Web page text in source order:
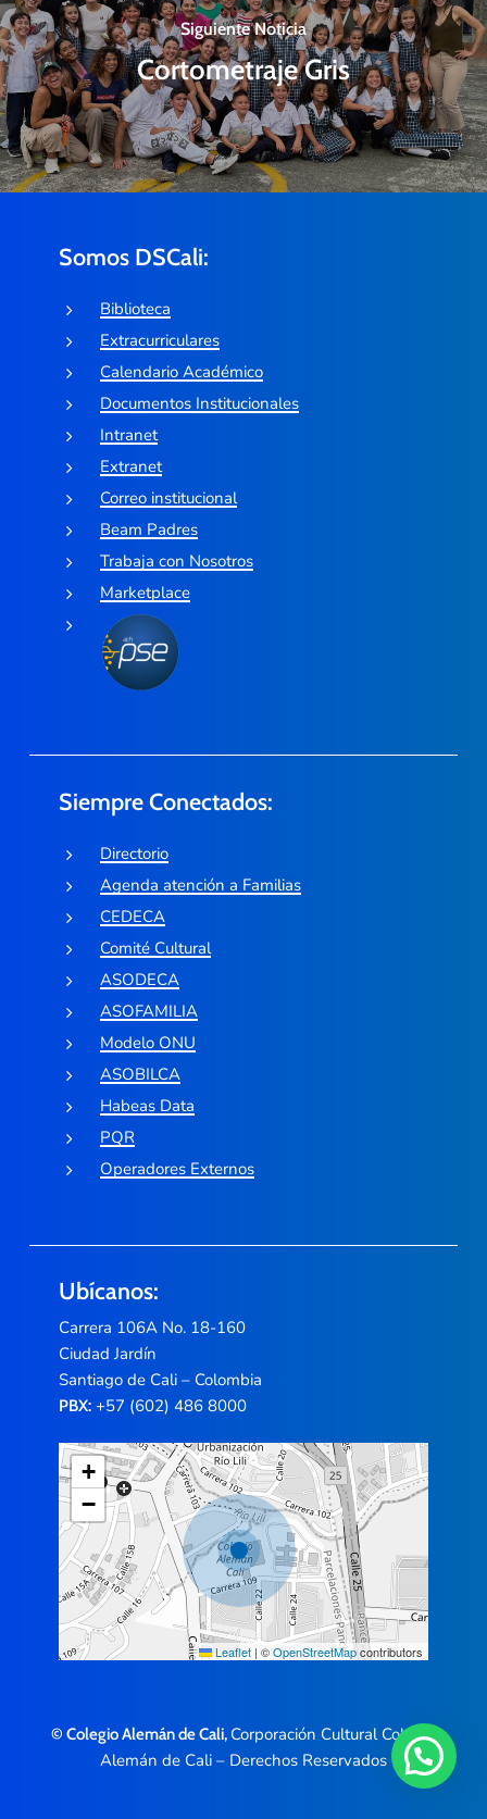
Siguiente Noticia
Cortometraje Gris
Somos DSCali:
Biblioteca
Extracurriculares
Calendario Académico
Documentos Institucionales
Intranet
Extranet
Correo institucional
Beam Padres
Trabaja con Nosotros
Marketplace
Siempre Conectados:
Directorio
Agenda atención a Familias
CEDECA
Comité Cultural
ASODECA
ASOFAMILIA
Modelo ONU
ASOBILCA
Habeas Data
PQR
Operadores Externos
Ubícanos:
Carrera 106A No. 18-160
Ciudad Jardín
Santiago de Cali – Colombia
PBX:+57 (602) 486 8000
+
−
Leaflet | ©OpenStreetMapcontributors
© Colegio Alemán de Cali, Corporación Cultural Colegio
Alemán de Cali – Derechos Reservados